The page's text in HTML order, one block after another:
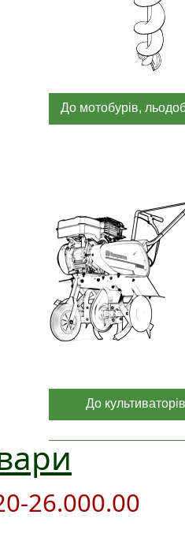
До мотобурів,
До культиваторів
26.000.00